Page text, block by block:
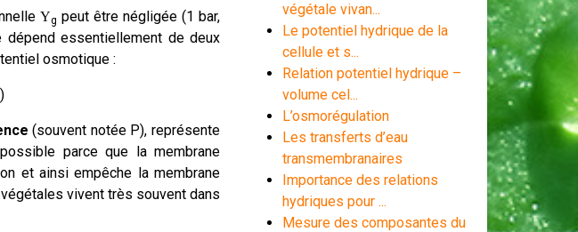
Yg peut être négligée (1 bar,
essentiellement de deux
osmotique :
(souvent notée P), représente
parce que la membrane
et ainsi empêche la membrane
vivent très souvent dans
végétale vivan...
Le potentiel hydrique de la
cellule et s...
Relation potentiel hydrique –
volume cel...
L’osmorégulation
Les transferts d’eau
transmembranaires
Importance des relations
hydriques pour ...
Mesure des composantes du